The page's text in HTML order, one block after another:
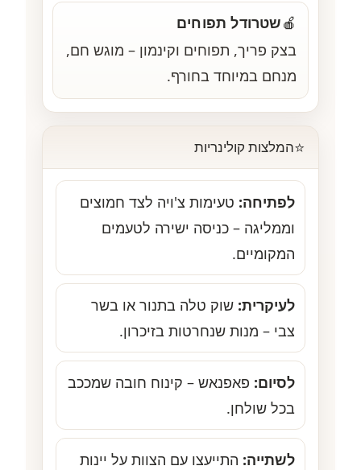
🍎שטרודל תפוחים
בצק פריך, תפוחים וקינמון – מוגש חם,
מנחם במיוחד בחורף.
⭐המלצות קולינריות
לפתיחה: טעימות צ'ויה לצד חמוצים
וממליגה – כניסה ישירה לטעמים
המקומיים.
לעיקרית: שוק טלה בתנור או בשר
צבי – מנות שנחרטות בזיכרון.
לסיום: פאפנאש – קינוח חובה שמככב
בכל שולחן.
לשתייה: התייעצו עם הצוות על יינות